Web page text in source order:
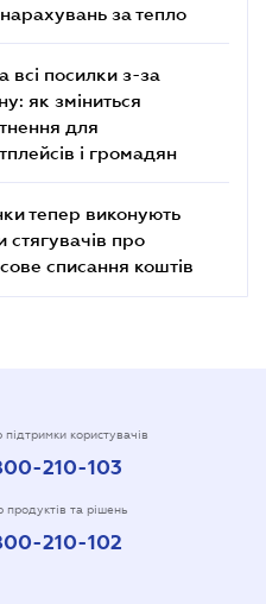
за тепло
всі посилки з-за
як зміниться
для
і громадян
тепер виконують
стягувачів про
списання коштів
підтримки користувачів
210-103
продуктів та рішень
210-102